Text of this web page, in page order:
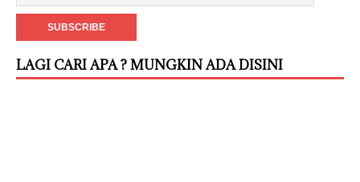
LAGI CARI APA ? MUNGKIN ADA DISINI